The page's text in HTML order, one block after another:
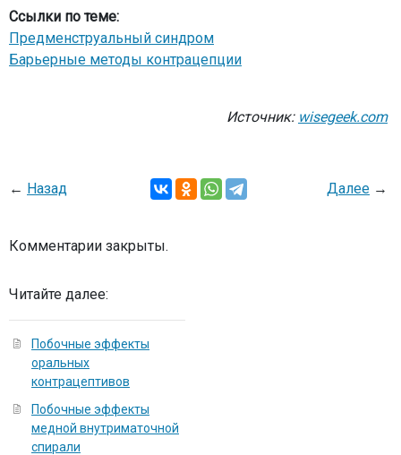
Ссылки по теме:
Предменструальный синдром
Барьерные методы контрацепции
Источник: wisegeek.com
← Назад Далее →
Комментарии закрыты.
Читайте далее:
Побочные эффекты
оральных
контрацептивов
Побочные эффекты
медной внутриматочной
спирали